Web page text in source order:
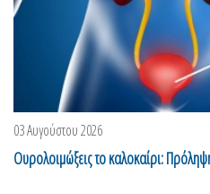
03 Αυγούστου 2026
Ουρολοιμώξεις το καλοκαίρι: